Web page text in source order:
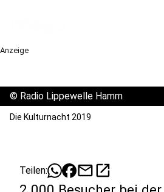
Anzeige
© Radio Lippewelle Hamm
Die Kulturnacht 2019
Teilen: mailopen_in_new